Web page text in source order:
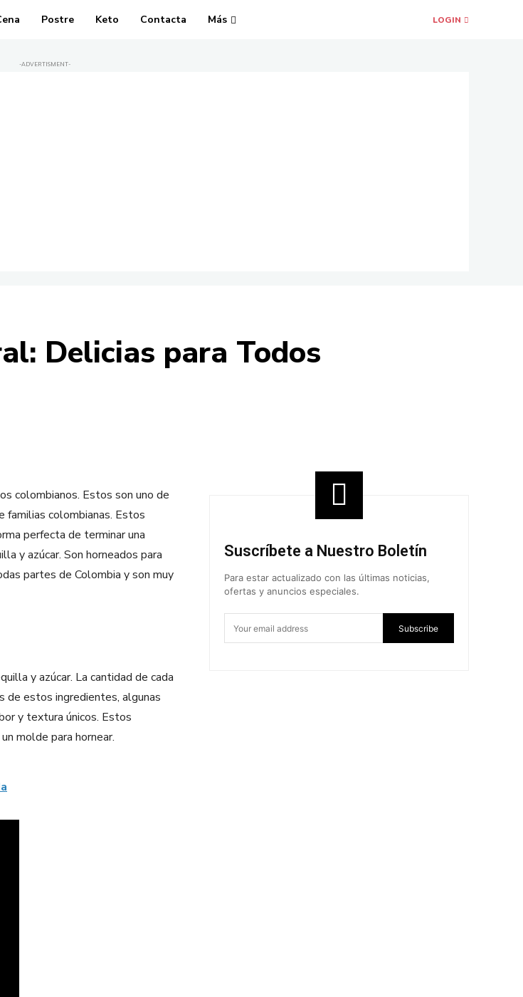
Postre Keto Contacta Más LOGIN
-ADVERTISMENT-
Delicias para Todos
colombianos. Estos son uno de
familias colombianas. Estos
perfecta de terminar una
y azúcar. Son horneados para
partes de Colombia y son muy
y azúcar. La cantidad de cada
de estos ingredientes, algunas
y textura únicos. Estos
molde para hornear.
Suscríbete a Nuestro Boletín
Para estar actualizado con las últimas noticias,
ofertas y anuncios especiales.
Subscribe